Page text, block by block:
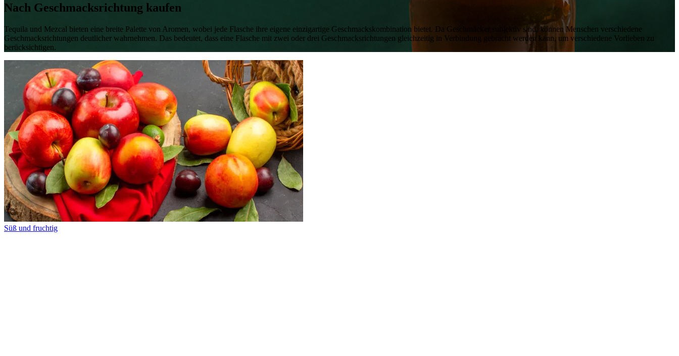
Nach Geschmacksrichtung kaufen
Tequila und Mezcal bieten eine breite Palette von Aromen, wobei jede Flasche ihre eigene einzigartige Geschmackskombination bietet. Da Geschmäcker subjektiv sind, können Menschen verschiedene
Geschmacksrichtungen deutlicher wahrnehmen. Das bedeutet, dass eine Flasche mit zwei oder drei Geschmacksrichtungen gleichzeitig in Verbindung gebracht werden kann, um verschiedene Vorlieben zu
berücksichtigen.
Süß und fruchtig